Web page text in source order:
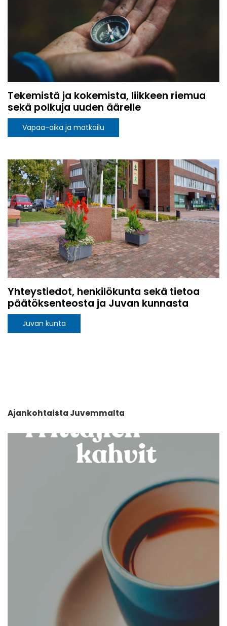
Tekemistä ja kokemista, liikkeen riemua
sekä polkuja uuden äärelle
Vapaa-aika ja matkailu
Yhteystiedot, henkilökunta sekä tietoa
päätöksenteosta ja Juvan kunnasta
Juvan kunta
Ajankohtaista Juvemmalta